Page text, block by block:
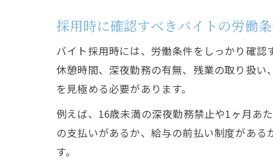
採用時に確認すべきバイトの労働
バイト採用時には、労働条件をしっかり確認
休憩時間、深夜勤務の有無、残業の取り扱
を見極める必要があります。
例えば、16歳未満の深夜勤務禁止や1ヶ月あ
の支払いがあるか、給与の前払い制度があ
す。